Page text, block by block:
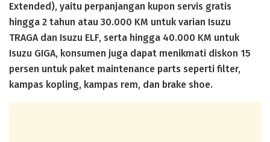
Extended), yaitu perpanjangan kupon servis gratis
hingga 2 tahun atau 30.000 KM untuk varian Isuzu
TRAGA dan Isuzu ELF, serta hingga 40.000 KM untuk
Isuzu GIGA, konsumen juga dapat menikmati diskon 15
persen untuk paket maintenance parts seperti filter,
kampas kopling, kampas rem, dan brake shoe.